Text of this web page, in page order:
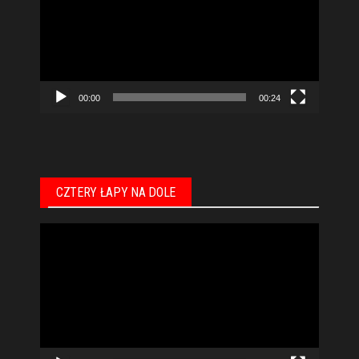
00:00 00:24
CZTERY ŁAPY NA DOLE